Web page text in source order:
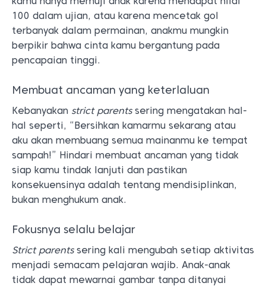
100 dalam ujian, atau karena mencetak gol
terbanyak dalam permainan, anakmu mungkin
berpikir bahwa cinta kamu bergantung pada
pencapaian tinggi.
Membuat ancaman yang keterlaluan
Kebanyakan strict parentssering mengatakan hal-
hal seperti, “Bersihkan kamarmu sekarang atau
aku akan membuang semua mainanmu ke tempat
sampah!” Hindari membuat ancaman yang tidak
siap kamu tindak lanjuti dan pastikan
konsekuensinya adalah tentang mendisiplinkan,
bukan menghukum anak.
Fokusnya selalu belajar
Strict parentssering kali mengubah setiap aktivitas
menjadi semacam pelajaran wajib. Anak-anak
tidak dapat mewarnai gambar tanpa ditanyai